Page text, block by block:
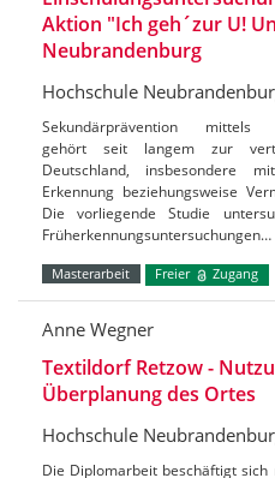
Aktion "Ich geh´zur U!
Neubrandenburg
Hochschule
Sekundärprävention mittels
gehört seit langem zur
Deutschland, insbesondere
Erkennung beziehungsweise
Die vorliegende Studie
Früherkennungsuntersuchungen…
Masterarbeit Freier Zugang
Anne Wegner
Textildorf Retzow -
Überplanung des Ortes
Hochschule
Die Diplomarbeit beschäftigt